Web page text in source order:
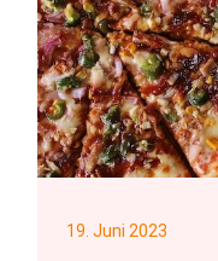
19. Juni 2023